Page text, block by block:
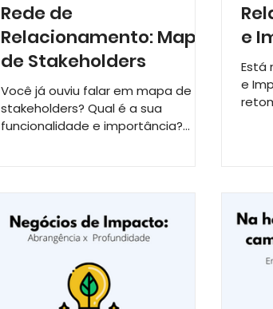
Rede de
Relacionamento: Mapa
de Stakeholders
Você já ouviu falar em mapa de
stakeholders? Qual é a sua
funcionalidade e importância?
e
Está
e